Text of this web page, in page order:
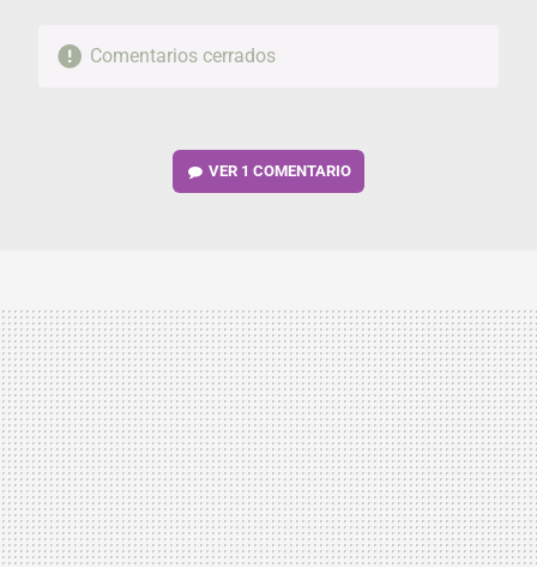
Comentarios cerrados
VER 1 COMENTARIO